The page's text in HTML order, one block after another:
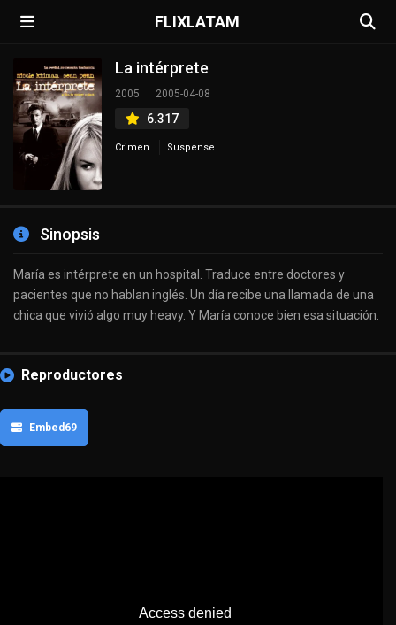
FLIXLATAM
La intérprete
2005 2005-04-08
6.317
Crimen Suspense
Sinopsis
María es intérprete en un hospital. Traduce entre doctores y
pacientes que no hablan inglés. Un día recibe una llamada de una
chica que vivió algo muy heavy. Y María conoce bien esa situación.
Reproductores
Embed69